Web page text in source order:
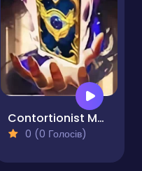
Contortionist Memory Match
0 (0 Голосів)